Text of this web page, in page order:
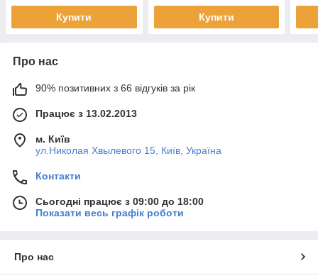
Купити Купити
Про нас
90% позитивних з 66 відгуків за рік
Працює з 13.02.2013
м. Київ
ул.Николая Хвылевого 15, Київ, Україна
Контакти
Сьогодні працює з 09:00 до 18:00
Показати весь графік роботи
Про нас